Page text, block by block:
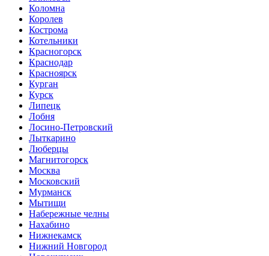
Коломна
Королев
Кострома
Котельники
Красногорск
Краснодар
Красноярск
Курган
Курск
Липецк
Лобня
Лосино-Петровский
Лыткарино
Люберцы
Магнитогорск
Москва
Московский
Мурманск
Мытищи
Набережные челны
Нахабино
Нижнекамск
Нижний Новгород